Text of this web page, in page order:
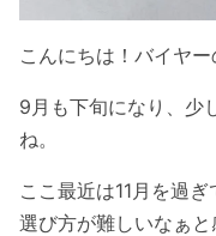
こんにちは！バイヤー
9月も下旬になり、少
ね。
ここ最近は11月を過
選び方が難しいなぁと